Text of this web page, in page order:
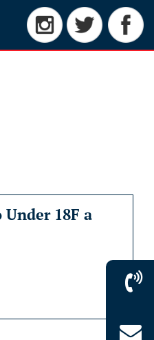
18F a